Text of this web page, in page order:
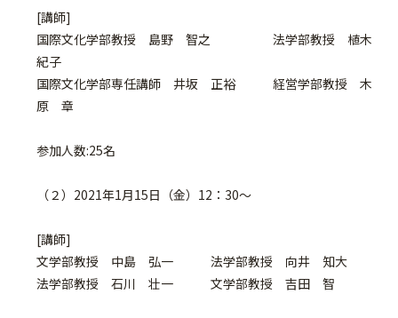
[講師]
国際文化学部教授 島野 智之 法学部教授 植木
紀子
国際文化学部専任講師 井坂 正裕 経営学部教授 木
原 章
参加人数:25名
（２）2021年1月15日（金）12：30～
[講師]
文学部教授 中島 弘一 法学部教授 向井 知大
法学部教授 石川 壮一 文学部教授 吉田 智